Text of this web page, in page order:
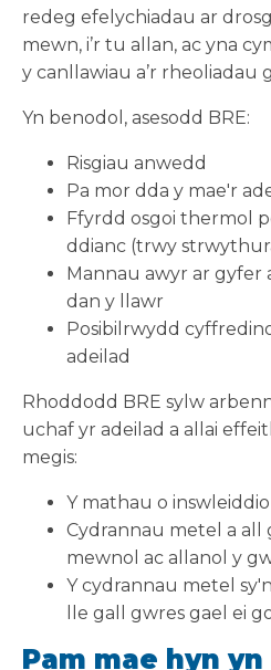
redeg efelychiadau ar
mewn, i’r tu allan, ac yna
y canllawiau a’r rheoliadau
Yn benodol, asesodd BRE:
Risgiau anwedd
Pa mor dda y mae'r
Ffyrdd osgoi thermol
ddianc (trwy
Mannau awyr ar gyfer
dan y llawr
Posibilrwydd
adeilad
Rhoddodd BRE sylw
uchaf yr adeilad a allai
megis:
Y mathau o
Cydrannau metel a
mewnol ac allanol y
Y cydrannau metel
lle gall gwres gael ei
Pam mae hyn